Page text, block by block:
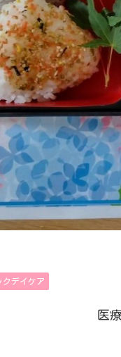
クデイケア
医